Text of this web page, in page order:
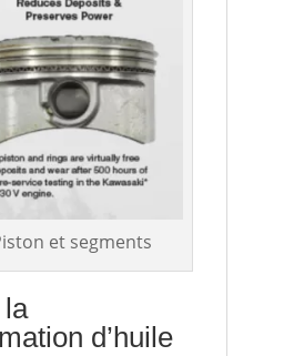
et segments
d’huile